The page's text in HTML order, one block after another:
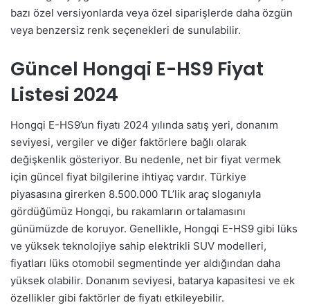
bazı özel versiyonlarda veya özel siparişlerde daha özgün
veya benzersiz renk seçenekleri de sunulabilir.
Güncel Hongqi E-HS9 Fiyat
Listesi 2024
Hongqi E-HS9’un fiyatı 2024 yılında satış yeri, donanım
seviyesi, vergiler ve diğer faktörlere bağlı olarak
değişkenlik gösteriyor. Bu nedenle, net bir fiyat vermek
için güncel fiyat bilgilerine ihtiyaç vardır. Türkiye
piyasasına girerken 8.500.000 TL’lik araç sloganıyla
gördüğümüz Hongqi, bu rakamların ortalamasını
günümüzde de koruyor. Genellikle, Hongqi E-HS9 gibi lüks
ve yüksek teknolojiye sahip elektrikli SUV modelleri,
fiyatları lüks otomobil segmentinde yer aldığından daha
yüksek olabilir. Donanım seviyesi, batarya kapasitesi ve ek
özellikler gibi faktörler de fiyatı etkileyebilir.